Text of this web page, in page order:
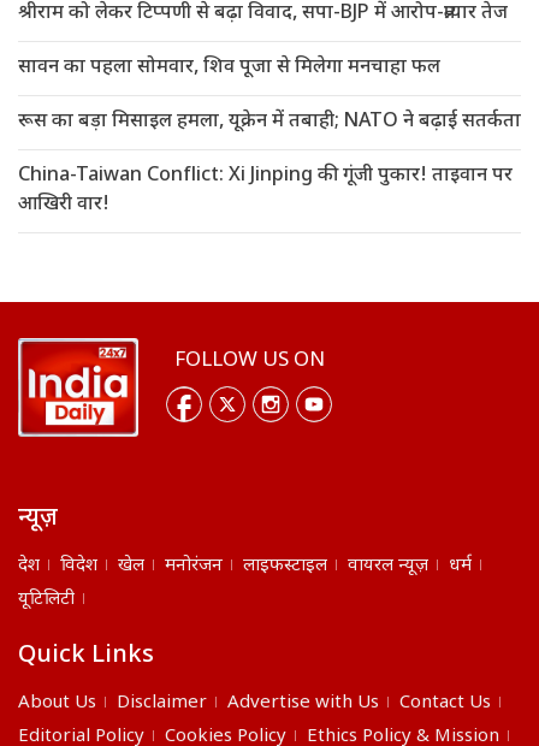
श्रीराम को लेकर टिप्पणी से बढ़ा विवाद, सपा-BJP में आरोप-प्रत्यार तेज
सावन का पहला सोमवार, शिव पूजा से मिलेगा मनचाहा फल
रूस का बड़ा मिसाइल हमला, यूक्रेन में तबाही; NATO ने बढ़ाई सतर्कता
China-Taiwan Conflict: Xi Jinping की गूंजी पुकार! ताइवान पर
आखिरी वार!
FOLLOW US ON
न्यूज़
देश विदेश खेल मनोरंजन लाइफस्टाइल वायरल न्यूज़
धर्म
यूटिलिटी
Quick Links
About Us Disclaimer Advertise with Us
Contact Us
Editorial Policy
Cookies Policy Ethics Policy & Mission